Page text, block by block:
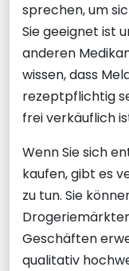
sprechen, um
Sie geeignet ist
anderen
wissen, dass
rezeptpflichtig
frei verkäuflich
Wenn Sie sich
kaufen, gibt es
zu tun. Sie
Geschäften
qualitativ